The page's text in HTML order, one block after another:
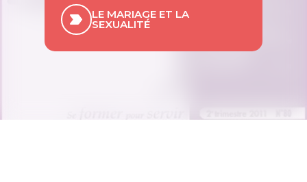
LE MARIAGE ET LA
SEXUALITÉ